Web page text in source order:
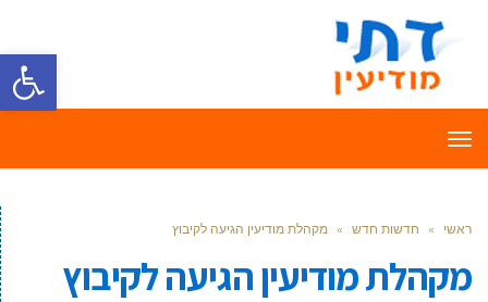
פתח
תפריט
ראשי » חדשות חדש » מקהלת מודיעין הגיעה לקיבוץ
מקהלת מודיעין הגיעה לקיבוץ